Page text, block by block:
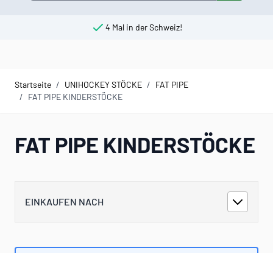
4 Mal in der Schweiz!
Startseite / UNIHOCKEY STÖCKE / FAT PIPE
/ FAT PIPE KINDERSTÖCKE
FAT PIPE KINDERSTÖCKE
EINKAUFEN NACH